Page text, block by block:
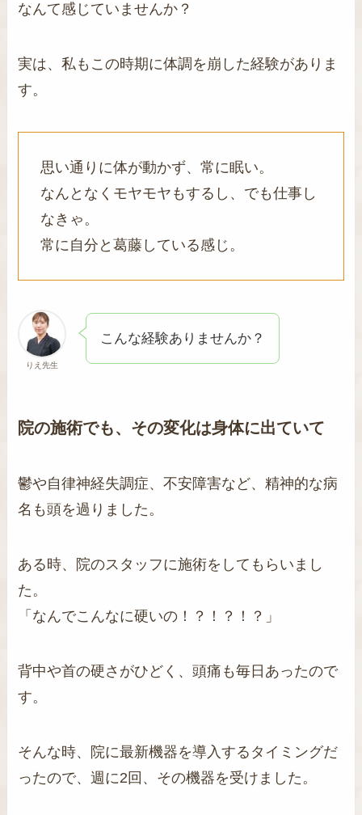
なんて感じていませんか？
実は、私もこの時期に体調を崩した経験がありま
す。
思い通りに体が動かず、常に眠い。
なんとなくモヤモヤもするし、でも仕事し
なきゃ。
常に自分と葛藤している感じ。
りえ先生
こんな経験ありませんか？
院の施術でも、その変化は身体に出ていて
鬱や自律神経失調症、不安障害など、精神的な病
名も頭を過りました。
ある時、院のスタッフに施術をしてもらいまし
た。
「なんでこんなに硬いの！？！？！？」
背中や首の硬さがひどく、頭痛も毎日あったので
す。
そんな時、院に最新機器を導入するタイミングだ
ったので、週に2回、その機器を受けました。